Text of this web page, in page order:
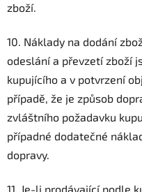
zboží.
10. Náklady na dodání
odeslání a převzetí zboží
kupujícího a v potvrzení
případě, že je způsob
zvláštního požadavku
případné dodatečné
dopravy.
11. Je-li prodávající podle